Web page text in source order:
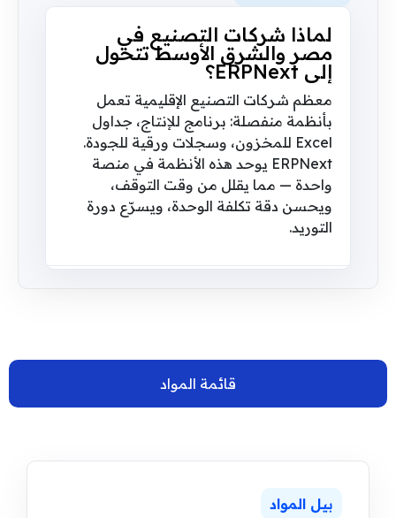
لماذا شركات التصنيع في
مصر والشرق الأوسط تتحول
إلى ERPNext؟
معظم شركات التصنيع الإقليمية تعمل
بأنظمة منفصلة: برنامج للإنتاج، جداول
Excel للمخزون، وسجلات ورقية للجودة.
ERPNext يوحد هذه الأنظمة في منصة
واحدة — مما يقلل من وقت التوقف،
ويحسن دقة تكلفة الوحدة، ويسرّع دورة
التوريد.
قائمة المواد
بيل المواد